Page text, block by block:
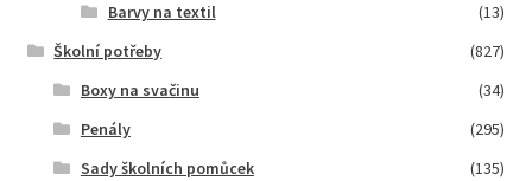
Barvy na textil
(13)
Školní potřeby
(827)
Boxy na svačinu
(34)
Penály
(295)
Sady školních pomůcek
(135)